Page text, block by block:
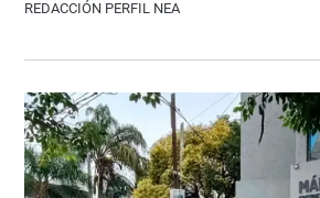
REDACCIÓN PERFIL NEA